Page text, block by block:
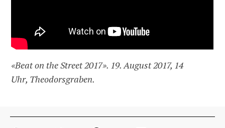
«Beat on the Street 2017». 19. August 2017, 14
Uhr, Theodorsgraben.